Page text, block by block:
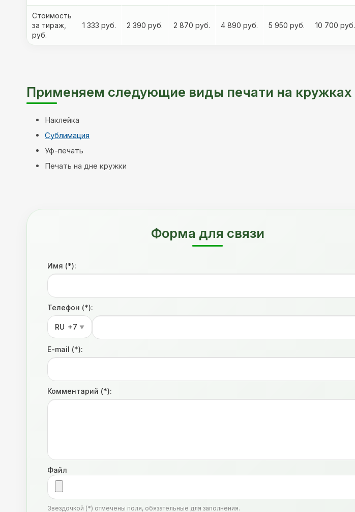
Стоимость
за тираж,
руб.
1 333 руб. 2 390 руб. 2 870 руб. 4 890 руб. 5 950 руб. 10 700 руб.
Применяем следующие виды печати на кружках
Наклейка
Сублимация
Уф-печать
Печать на дне кружки
Форма для связи
Имя (*):
Телефон (*):
RU +7 ▼
E-mail (*):
Комментарий (*):
Файл
Звездочкой (*) отмечены поля, обязательные для заполнения.